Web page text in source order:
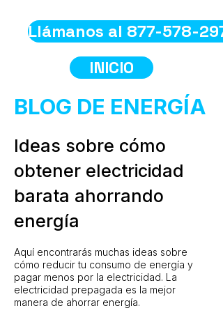
Llámanos al 877-578-
INICIO
BLOG DE ENERGÍA
Ideas sobre cómo
obtener electricidad
barata ahorrando
energía
Aquí encontrarás muchas ideas sobre
cómo reducir tu consumo de energía y
pagar menos por la electricidad. La
electricidad prepagada es la mejor
manera de ahorrar energía.